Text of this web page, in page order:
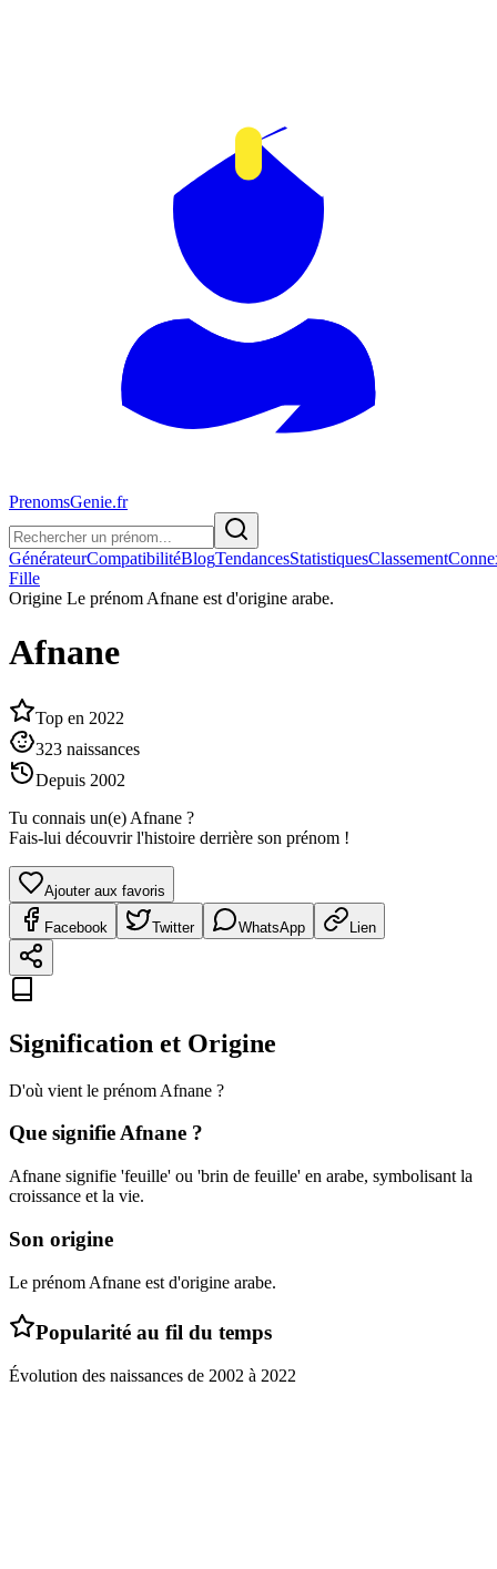
PrenomsGenie.fr
GénérateurCompatibilitéBlogTendancesStatistiquesClassement
Fille
Origine Le prénom Afnane est d'origine arabe.
Afnane
Top en 2022
323 naissances
Depuis 2002
Tu connais un(e) Afnane ?
Fais-lui découvrir l'histoire derrière son prénom !
Ajouter aux favoris
Facebook Twitter WhatsApp Lien
Signification et Origine
D'où vient le prénom Afnane ?
Que signifieAfnane ?
Afnane signifie 'feuille' ou 'brin de feuille' en arabe, symbolisant la
croissance et la vie.
Son origine
Le prénom Afnane est d'origine arabe.
Popularité au fil du temps
Évolution des naissances de 2002 à 2022